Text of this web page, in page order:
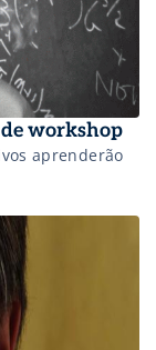
workshop
aprenderão